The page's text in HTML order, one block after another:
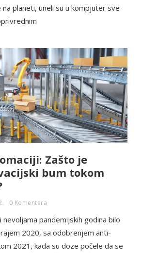
planeti, uneli su u kompjuter sve
Zašto je
bum tokom
0 Komentara
nevoljama pandemijskih godina bilo
2020, sa odobrenjem anti-
2021, kada su doze počele da se